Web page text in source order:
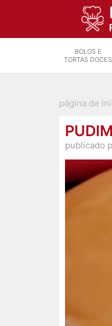
BOLOS E
TORTAS DOCES
página de
publicado